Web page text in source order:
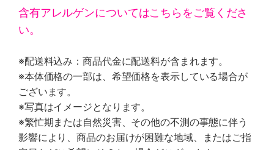
含有アレルゲンについてはこちらをご覧くださ
い。
※配送料込み：商品代金に配送料が含まれます。
※本体価格の一部は、希望価格を表示している場合が
ございます。
※写真はイメージとなります。
※繁忙期または自然災害、その他の不測の事態に伴う
影響により、商品のお届けが困難な地域、またはご指